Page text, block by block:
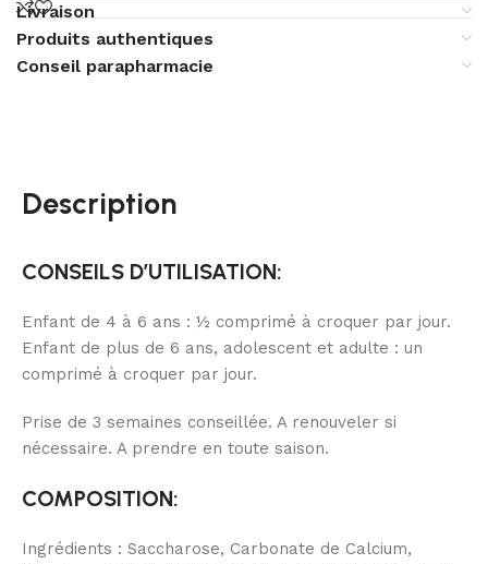
Livraison
Produits authentiques
Conseil parapharmacie
Description
CONSEILS D’UTILISATION:
Enfant de 4 à 6 ans : ½ comprimé à croquer par jour.
Enfant de plus de 6 ans, adolescent et adulte : un
comprimé à croquer par jour.
Prise de 3 semaines conseillée. A renouveler si
nécessaire. A prendre en toute saison.
COMPOSITION:
Ingrédients : Saccharose, Carbonate de Calcium,